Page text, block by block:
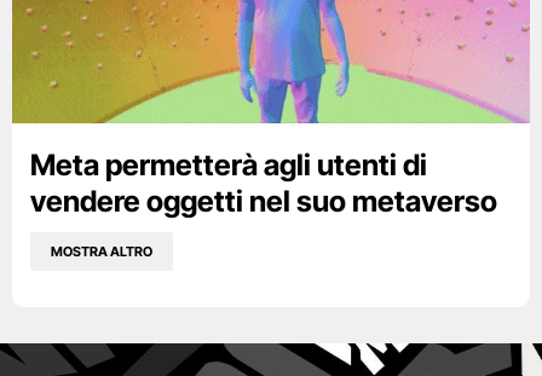
Meta permetterà agli utenti di
vendere oggetti nel suo metaverso
MOSTRA ALTRO